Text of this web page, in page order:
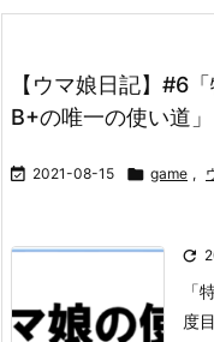
【ウマ娘日記】#6
B+の唯一の使い道」
 2021-08-15  game ,

「
度